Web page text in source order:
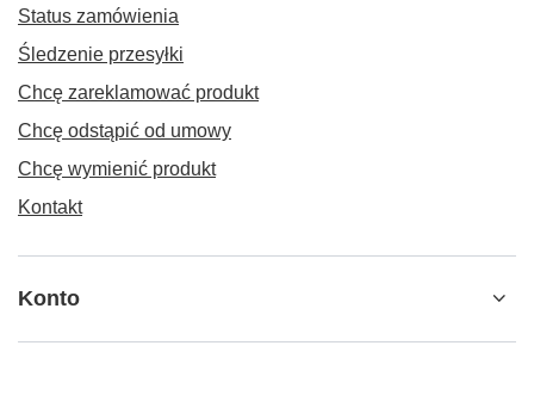
Status zamówienia
Śledzenie przesyłki
Chcę zareklamować produkt
Chcę odstąpić od umowy
Chcę wymienić produkt
Kontakt
Konto